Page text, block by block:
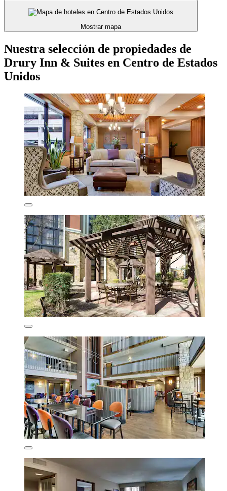
Mostrar mapa
Nuestra selección de propiedades de
Drury Inn & Suites en Centro de Estados
Unidos